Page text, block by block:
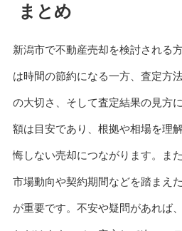
まとめ
新潟市で不動産売却を検討される
は時間の節約になる一方、査定方
の大切さ、そして査定結果の見方
額は目安であり、根拠や相場を理
悔しない売却につながります。ま
市場動向や契約期間などを踏まえ
が重要です。不安や疑問があれば